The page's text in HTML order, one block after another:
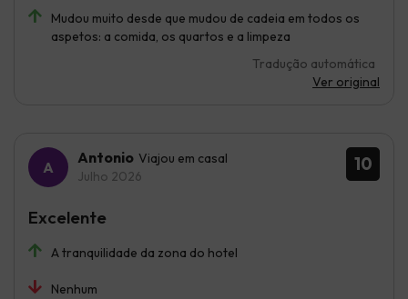
Mudou muito desde que mudou de cadeia em todos os
aspetos: a comida, os quartos e a limpeza
Tradução automática
Ver original
10
Antonio Viajou em casal
Julho 2026
A tranquilidade da zona do hotel
Nenhum
Excelente